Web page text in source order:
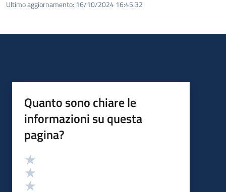
Ultimo aggiornamento: 16/10/2024 16:45.32
Quanto sono chiare le
informazioni su questa
pagina?
Valutazione